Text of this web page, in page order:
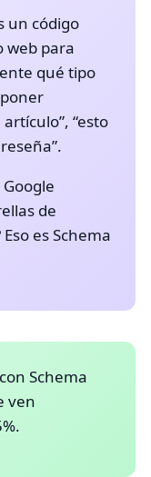
un código
web para
qué tipo
“esto
de
es Schema
Schema
ven